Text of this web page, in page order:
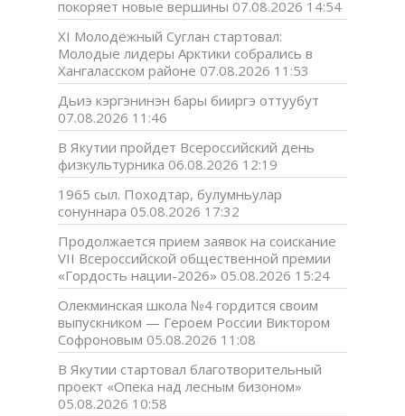
покоряет новые вершины 07.08.2026 14:54
XI Молодёжный Суглан стартовал:
Молодые лидеры Арктики собрались в
Хангаласском районе 07.08.2026 11:53
Дьиэ кэргэнинэн бары бииргэ оттуубут
07.08.2026 11:46
В Якутии пройдет Всероссийский день
физкультурника 06.08.2026 12:19
1965 сыл. Походтар, булумньулар
сонуннара 05.08.2026 17:32
Продолжается прием заявок на соискание
VII Всероссийской общественной премии
«Гордость нации-2026» 05.08.2026 15:24
Олекминская школа №4 гордится своим
выпускником — Героем России Виктором
Софроновым 05.08.2026 11:08
В Якутии стартовал благотворительный
проект «Опека над лесным бизоном»
05.08.2026 10:58